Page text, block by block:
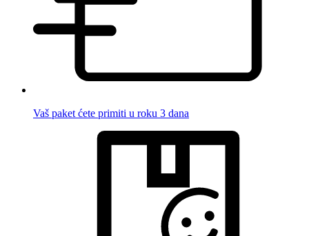
Vaš paket ćete primiti u roku 3 dana